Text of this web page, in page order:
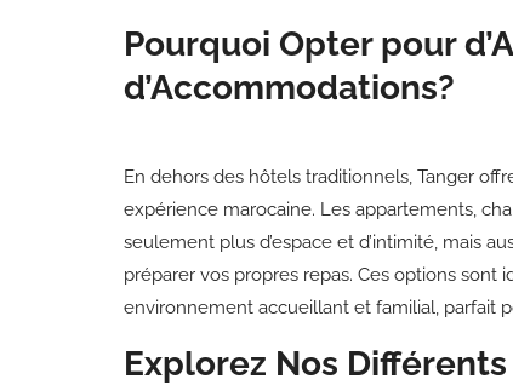
Pourquoi Opter pour
d’Accommodations?
En dehors des hôtels traditionnels, Tanger
expérience marocaine. Les appartements,
seulement plus d’espace et d’intimité, mais
préparer vos propres repas. Ces options
environnement accueillant et familial, parfait
Explorez Nos